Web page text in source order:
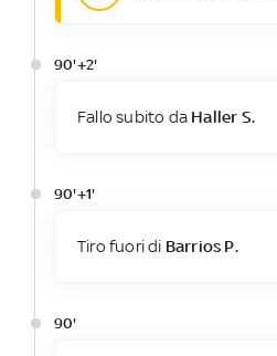
90'+2'
Fallo subito da Haller S.
90'+1'
Tiro fuori di Barrios P.
90'